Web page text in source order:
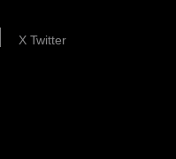
X Twitter